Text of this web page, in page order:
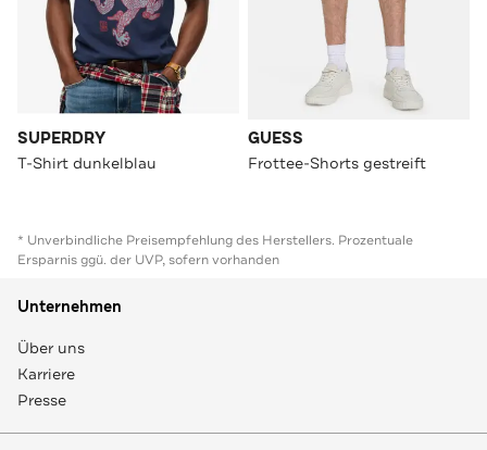
SUPERDRY
T-Shirt dunkelblau
GUESS
Frottee-Shorts gestreift
* Unverbindliche Preisempfehlung des Herstellers. Prozentuale
Ersparnis ggü. der UVP, sofern vorhanden
Unternehmen
Über uns
Karriere
Presse